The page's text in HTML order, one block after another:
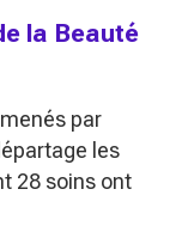
la Beauté
par
les
28 soins ont